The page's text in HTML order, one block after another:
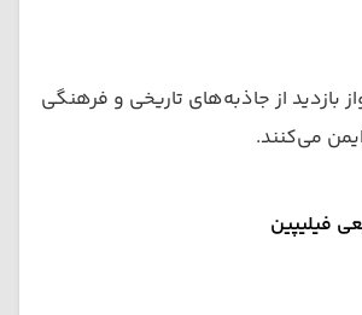
بازدید از جاذبه‌های تاریخی و فرهنگی
می‌کنند.
فیلیپین